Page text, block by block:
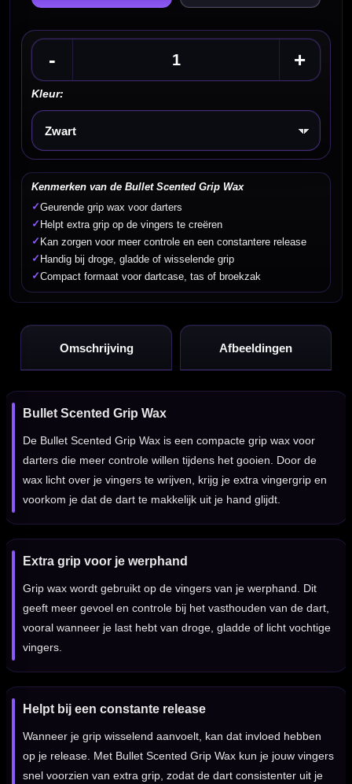
- +
Kleur:
Kies een optie
Kenmerken van de Bullet Scented Grip Wax
✓Geurende grip wax voor darters
✓ Helpt extra grip op de vingers te creëren
✓ Kan zorgen voor meer controle en een constantere release
✓ Handig bij droge, gladde of wisselende grip
✓Compact formaat voor dartcase, tas of broekzak
Omschrijving Afbeeldingen
Bullet Scented Grip Wax
De Bullet Scented Grip Wax is een compacte grip wax voor
darters die meer controle willen tijdens het gooien. Door de
wax licht over je vingers te wrijven, krijg je extra vingergrip en
voorkom je dat de dart te makkelijk uit je hand glijdt.
Extra grip voor je werphand
Grip wax wordt gebruikt op de vingers van je werphand. Dit
geeft meer gevoel en controle bij het vasthouden van de dart,
vooral wanneer je last hebt van droge, gladde of licht vochtige
vingers.
Helpt bij een constante release
Wanneer je grip wisselend aanvoelt, kan dat invloed hebben
op je release. Met Bullet Scented Grip Wax kun je jouw vingers
snel voorzien van extra grip, zodat de dart consistenter uit je